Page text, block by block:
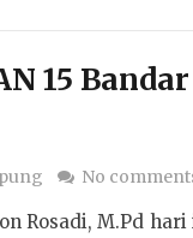
15
No
Rosadi, M.Pd